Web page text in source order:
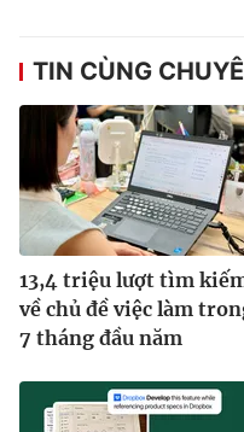
TIN CÙNG
13,4 triệu lượt tìm
về chủ đề việc làm
7 tháng đầu năm